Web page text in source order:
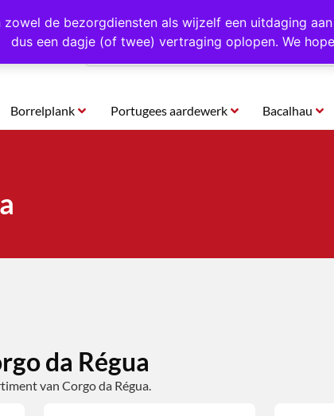
de bezorgdiensten als wijzelf een uitdaging
dus een dagje (of twee) vertraging oplopen. We
import uit Portugal Altijd 1000 verschillende producten op
Borrelplank Portugees aardewerk Bacalhau
da Régua
van Corgo da Régua.